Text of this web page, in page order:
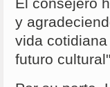
y
vida
futuro